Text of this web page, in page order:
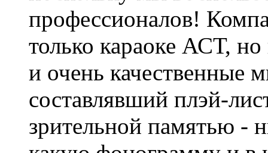
профессионалов!
только караоке АСТ,
и очень качественные
составлявший плэй-
зрительной памятью -